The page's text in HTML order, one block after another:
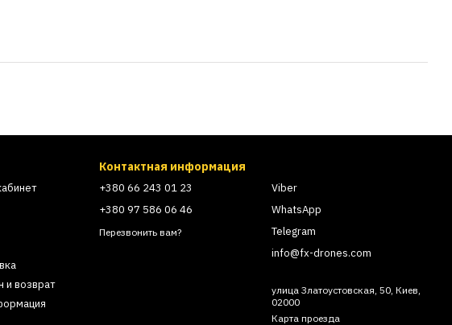
и возврат
Контактная информация
+380 66 243 01 23
+380 97 586 06 46
Перезвонить вам?
Viber
WhatsApp
Telegram
info@fx-drones.com
улица Златоустовская, 50, Киев,
02000
Карта проезда